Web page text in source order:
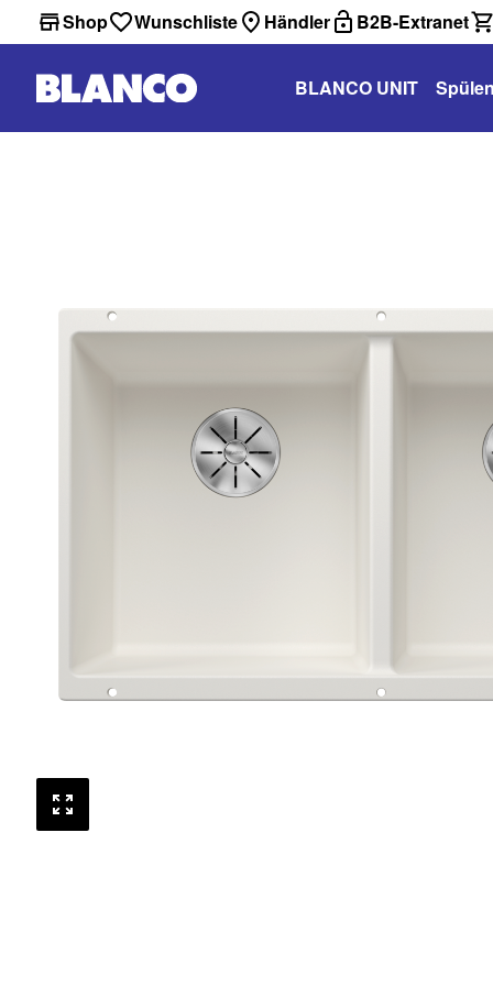
Shop Wunschliste Händler B2B-Extranet
BLANCO UNIT